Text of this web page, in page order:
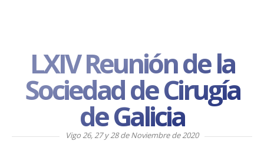
LXIV Reunión de la
Sociedad de Cirugía
de Galicia
Vigo 26, 27 y 28 de Noviembre de 2020